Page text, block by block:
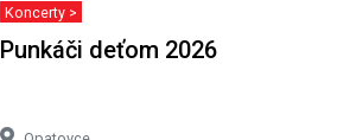
Koncerty >
Punkáči deťom 2026